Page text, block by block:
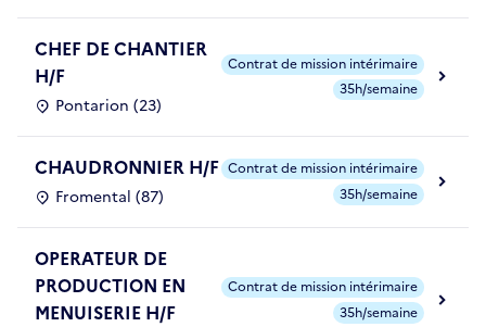
CHEF DE CHANTIER
H/F
Pontarion (23)
Contrat de mission intérimaire
35h/semaine
CHAUDRONNIER H/F
Fromental (87)
Contrat de mission intérimaire
35h/semaine
OPERATEUR DE
PRODUCTION EN
MENUISERIE H/F
Contrat de mission intérimaire
35h/semaine